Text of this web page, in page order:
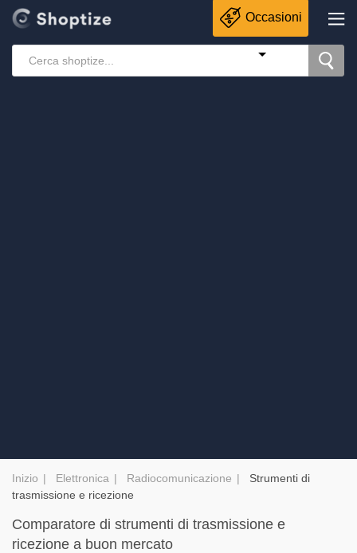
Occasioni
Inizio Elettronica Radiocomunicazione
Strumenti di
trasmissione e ricezione
Comparatore di strumenti di trasmissione e
ricezione a buon mercato